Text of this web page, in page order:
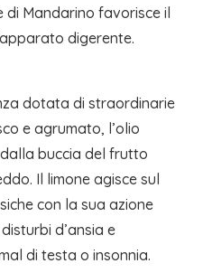
di Mandarino favorisce il
digerente.
dotata di straordinarie
e agrumato, l’olio
buccia del frutto
Il limone agisce sul
con la sua azione
d’ansia e
di testa o insonnia.